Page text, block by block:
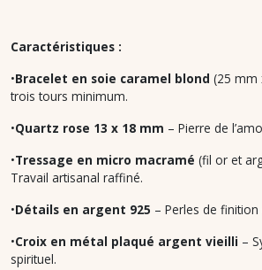
Caractéristiques :
•Bracelet en soie caramel blond (25 mm
trois tours minimum.
•Quartz rose 13 x 18 mm – Pierre de
•Tressage en micro macramé (fil or et
Travail artisanal raffiné.
•Détails en argent 925 – Perles de finition
•Croix en métal plaqué argent vieilli –
spirituel.